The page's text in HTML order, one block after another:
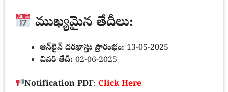
ముఖ్యమైన తేదీలు:
ఆన్‌లైన్ దరఖాస్తు ప్రారంభం: 13-05-2025
చివరి తేదీ: 02-06-2025
Notification PDF: Click Here